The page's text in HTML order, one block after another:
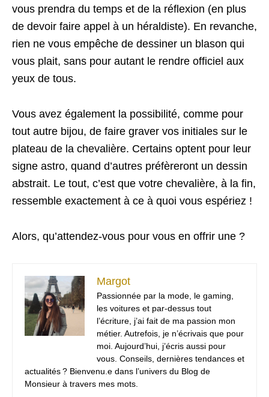
vous prendra du temps et de la réflexion (en plus
de devoir faire appel à un héraldiste). En revanche,
rien ne vous empêche de dessiner un blason qui
vous plait, sans pour autant le rendre officiel aux
yeux de tous.
Vous avez également la possibilité, comme pour
tout autre bijou, de faire graver vos initiales sur le
plateau de la chevalière. Certains optent pour leur
signe astro, quand d’autres préfèreront un dessin
abstrait. Le tout, c’est que votre chevalière, à la fin,
ressemble exactement à ce à quoi vous espériez !
Alors, qu’attendez-vous pour vous en offrir une ?
Margot
Passionnée par la mode, le gaming,
les voitures et par-dessus tout
l’écriture, j’ai fait de ma passion mon
métier. Autrefois, je n’écrivais que pour
moi. Aujourd’hui, j’écris aussi pour
vous. Conseils, dernières tendances et
actualités ? Bienvenu.e dans l’univers du Blog de
Monsieur à travers mes mots.